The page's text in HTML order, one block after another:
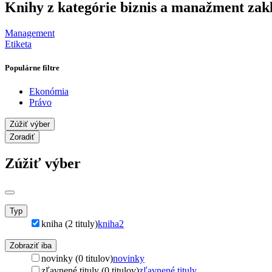
Knihy z kategórie biznis a manažment
Management
Etiketa
Populárne filtre
Ekonómia
Právo
Zúžiť výber
Zoradiť
Zúžiť výber
Typ
kniha (2 tituly)kniha2
Zobraziť iba
novinky (0 titulov)novinky